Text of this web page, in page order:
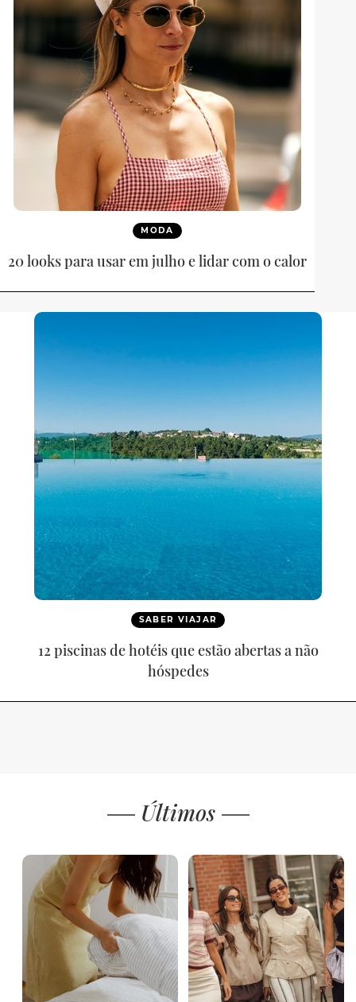
MODA
20 looks para usar em julho e lidar com o calor
SABER VIAJAR
12 piscinas de hotéis que estão abertas a não
hóspedes
Últimos